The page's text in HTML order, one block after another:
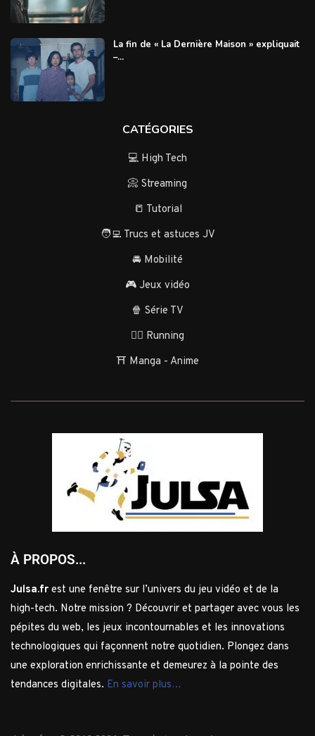
La fin de « La Dernière Maison » expliquait
–...
CATÉGORIES
💻 High Tech
📀 Streaming
📒 Tutorial
🧑‍💻 Trucs et astuces JV
🚘 Mobilité
🎮 Jeux vidéo
🍿 Série TV
🏃‍♂️ Running
⛩️ Manga - Anime
À PROPOS...
Julsa.fr est une fenêtre sur l’univers du jeu vidéo et de la
high-tech. Notre mission ? Découvrir et partager avec vous les
pépites du web, les jeux incontournables et les innovations
technologiques qui façonnent notre quotidien. Plongez dans
une exploration enrichissante et demeurez à la pointe des
tendances digitales. En savoir plus…